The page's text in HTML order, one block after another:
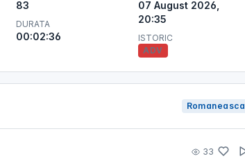
83
DURATA
00:02:36
07 August 2026,
20:35
ISTORIC
ADV
Romaneasca
33